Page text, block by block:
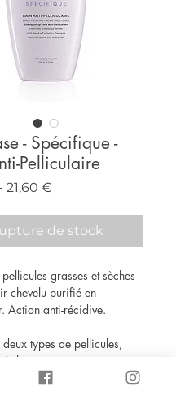
- Spécifique -
Pelliculaire
Prix
21,60 €
de stock
grasses et sèches
chevelu purifié en
Action anti-récidive.
types de pellicules,
pellicules.